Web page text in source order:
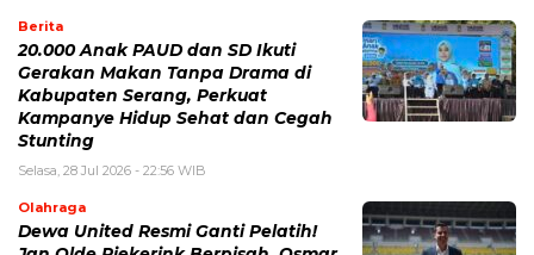
Berita
20.000 Anak PAUD dan SD Ikuti
Gerakan Makan Tanpa Drama di
Kabupaten Serang, Perkuat
Kampanye Hidup Sehat dan Cegah
Stunting
Selasa, 28 Jul 2026 - 22:56 WIB
Olahraga
Dewa United Resmi Ganti Pelatih!